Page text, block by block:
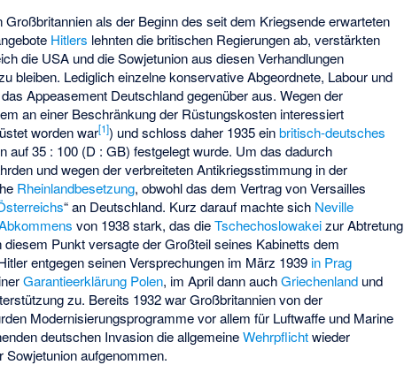
Großbritannien als der Beginn des seit dem Kriegsende erwarteten
Hitlers lehnten die britischen Regierungen ab, verstärkten
die USA und die Sowjetunion aus diesen Verhandlungen
bleiben. Lediglich einzelne konservative Abgeordnete, Labour und
Appeasement Deutschland gegenüber aus. Wegen der
an einer Beschränkung der Rüstungskosten interessiert
worden war[1]) und schloss daher 1935 einbritisch-deutsches
auf 35 : 100 (D : GB) festgelegt wurde. Um das dadurch
und wegen der verbreiteten Antikriegsstimmung in der
Rheinlandbesetzung, obwohl das dem Vertrag von Versailles
“ an Deutschland. Kurz darauf machte sich Neville
von 1938 stark, das dieTschechoslowakeizur Abtretung
Punkt versagte der Großteil seines Kabinetts dem
entgegen seinen Versprechungen im März 1939 in Prag
Garantieerklärung Polen, im April dann auchGriechenland und
zu. Bereits 1932 war Großbritannien von der
Modernisierungsprogramme vor allem für Luftwaffe und Marine
deutschen Invasion die allgemeineWehrpflichtwieder
Sowjetunion aufgenommen.